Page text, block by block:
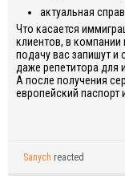
актуальная
Что касается
клиентов, в
подачу вас запишут и
даже репетитора для
А после получения
европейский паспорт
Sanych reacted